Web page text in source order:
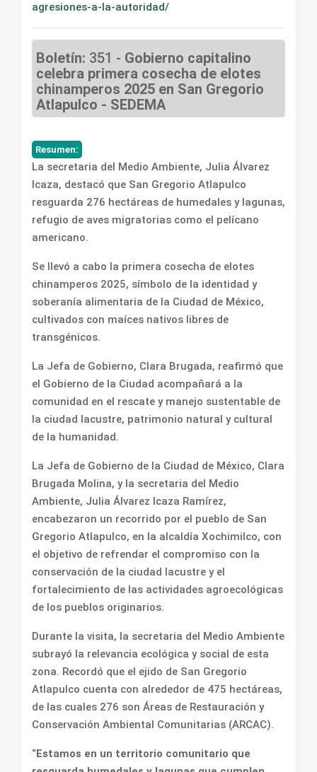
agresiones-a-la-autoridad/
Boletín: 351 - Gobierno capitalino
celebra primera cosecha de elotes
chinamperos 2025 en San Gregorio
Atlapulco - SEDEMA
Resumen:
La secretaria del Medio Ambiente, Julia Álvarez
Icaza, destacó que San Gregorio Atlapulco
resguarda 276 hectáreas de humedales y lagunas,
refugio de aves migratorias como el pelícano
americano.
Se llevó a cabo la primera cosecha de elotes
chinamperos 2025, símbolo de la identidad y
soberanía alimentaria de la Ciudad de México,
cultivados con maíces nativos libres de
transgénicos.
La Jefa de Gobierno, Clara Brugada, reafirmó que
el Gobierno de la Ciudad acompañará a la
comunidad en el rescate y manejo sustentable de
la ciudad lacustre, patrimonio natural y cultural
de la humanidad.
La Jefa de Gobierno de la Ciudad de México, Clara
Brugada Molina, y la secretaria del Medio
Ambiente, Julia Álvarez Icaza Ramírez,
encabezaron un recorrido por el pueblo de San
Gregorio Atlapulco, en la alcaldía Xochimilco, con
el objetivo de refrendar el compromiso con la
conservación de la ciudad lacustre y el
fortalecimiento de las actividades agroecológicas
de los pueblos originarios.
Durante la visita, la secretaria del Medio Ambiente
subrayó la relevancia ecológica y social de esta
zona. Recordó que el ejido de San Gregorio
Atlapulco cuenta con alrededor de 475 hectáreas,
de las cuales 276 son Áreas de Restauración y
Conservación Ambiental Comunitarias (ARCAC).
“Estamos en un territorio comunitario que